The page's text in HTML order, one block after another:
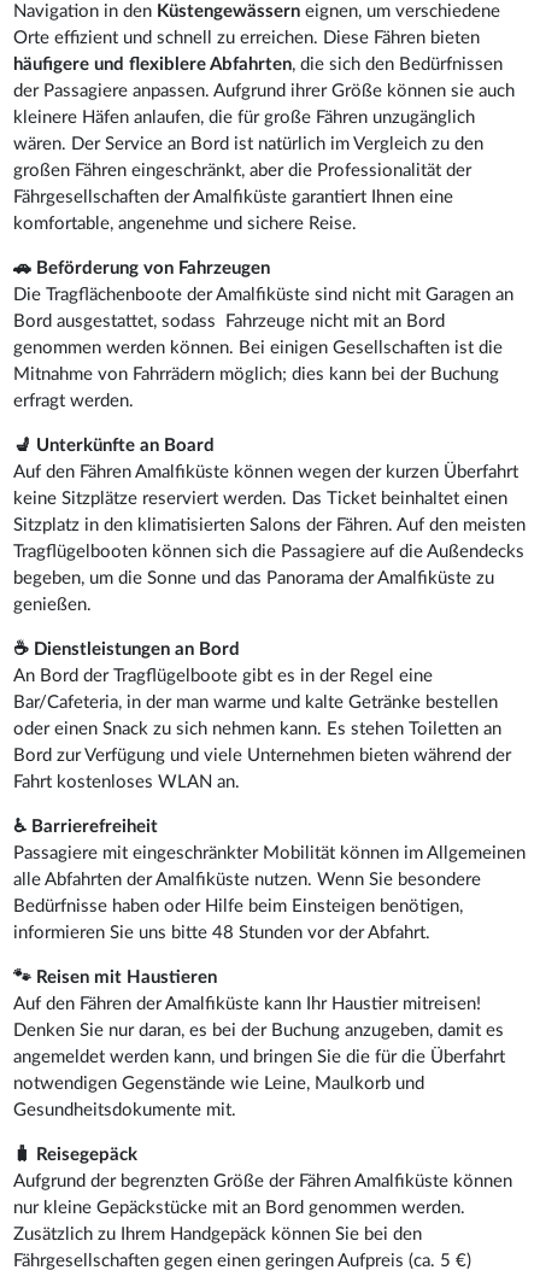
Navigation in den Küstengewässerneignen, um verschiedene
Orte effizient und schnell zu erreichen. Diese Fähren bieten
häufigere und flexiblere Abfahrten, die sich den Bedürfnissen
der Passagiere anpassen. Aufgrund ihrer Größe können sie auch
kleinere Häfen anlaufen, die für große Fähren unzugänglich
wären. Der Service an Bord ist natürlich im Vergleich zu den
großen Fähren eingeschränkt, aber die Professionalität der
Fährgesellschaften der Amalfiküste garantiert Ihnen eine
komfortable, angenehme und sichere Reise.
🚗 Beförderung von Fahrzeugen
Die Tragflächenboote der Amalfiküste sind nicht mit Garagen an
Bord ausgestattet, sodass Fahrzeuge nicht mit an Bord
genommen werden können. Bei einigen Gesellschaften ist die
Mitnahme von Fahrrädern möglich; dies kann bei der Buchung
erfragt werden.
💺 Unterkünfte an Board
Auf den Fähren Amalfiküste können wegen der kurzen Überfahrt
keine Sitzplätze reserviert werden. Das Ticket beinhaltet einen
Sitzplatz in den klimatisierten Salons der Fähren. Auf den meisten
Tragflügelbooten können sich die Passagiere auf die Außendecks
begeben, um die Sonne und das Panorama der Amalfiküste zu
genießen.
☕ Dienstleistungen an Bord
An Bord der Tragflügelboote gibt es in der Regel eine
Bar/Cafeteria, in der man warme und kalte Getränke bestellen
oder einen Snack zu sich nehmen kann. Es stehen Toiletten an
Bord zur Verfügung und viele Unternehmen bieten während der
Fahrt kostenloses WLAN an.
♿ Barrierefreiheit
Passagiere mit eingeschränkter Mobilität können im Allgemeinen
alle Abfahrten der Amalfiküste nutzen. Wenn Sie besondere
Bedürfnisse haben oder Hilfe beim Einsteigen benötigen,
informieren Sie uns bitte 48 Stunden vor der Abfahrt.
🐾 Reisen mit Haustieren
Auf den Fähren der Amalfiküste kann Ihr Haustier mitreisen!
Denken Sie nur daran, es bei der Buchung anzugeben, damit es
angemeldet werden kann, und bringen Sie die für die Überfahrt
notwendigen Gegenstände wie Leine, Maulkorb und
Gesundheitsdokumente mit.
🧳 Reisegepäck
Aufgrund der begrenzten Größe der Fähren Amalfiküste können
nur kleine Gepäckstücke mit an Bord genommen werden.
Zusätzlich zu Ihrem Handgepäck können Sie bei den
Fährgesellschaften gegen einen geringen Aufpreis (ca. 5 €)